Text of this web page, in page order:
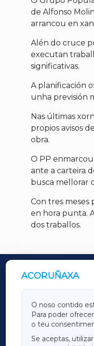
de Alfonso
arrancou en
Alén do cruce
executan
significativas.
A planificación
unha previsión
Nas últimas
propios avisos
obra.
O PP
ante a carteira
busca mellorar
Con tres
en hora punta.
dos traballos.
ACORUÑAXA
O noso contido
Para poder
o teu
Se aceptas,
OUTROS
GALICIAXA
AMARIÑAXA
OURENSEXA